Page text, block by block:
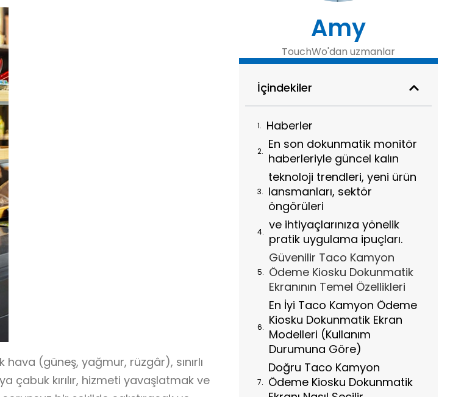
hava (güneş, yağmur, rüzgâr), sınırlı
çabuk kırılır, hizmeti yavaşlatmak ve
Amy
TouchWo'dan uzmanlar
İçindekiler
Haberler
En son dokunmatik monitör
haberleriyle güncel kalın
teknoloji trendleri, yeni ürün
lansmanları, sektör
öngörüleri
ve ihtiyaçlarınıza yönelik
pratik uygulama ipuçları.
Güvenilir Taco Kamyon
Ödeme Kiosku Dokunmatik
Ekranının Temel Özellikleri
En İyi Taco Kamyon Ödeme
Kiosku Dokunmatik Ekran
Modelleri (Kullanım
Durumuna Göre)
Doğru Taco Kamyon
Ödeme Kiosku Dokunmatik